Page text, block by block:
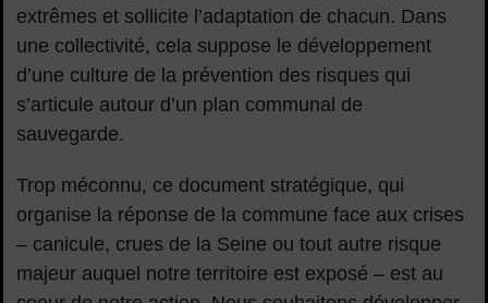
extrêmes et sollicite l’adaptation de chacun. Dans
une collectivité, cela suppose le développement
d’une culture de la prévention des risques qui
s’articule autour d’un plan communal de
sauvegarde.
Trop méconnu, ce document stratégique, qui
organise la réponse de la commune face aux crises
– canicule, crues de la Seine ou tout autre risque
majeur auquel notre territoire est exposé – est au